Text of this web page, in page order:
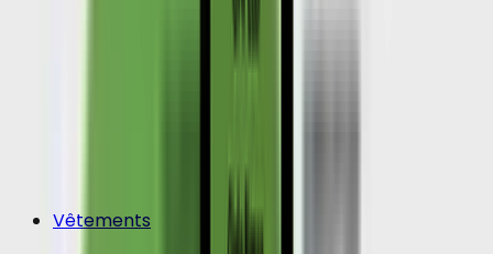
Vêtements